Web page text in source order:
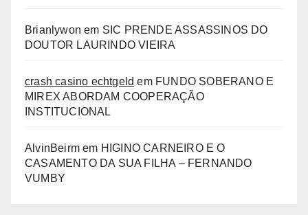
Brianlywon em SIC PRENDE ASSASSINOS DO
DOUTOR LAURINDO VIEIRA
crash casino echtgeld em FUNDO SOBERANO E
MIREX ABORDAM COOPERAÇÃO
INSTITUCIONAL
AlvinBeirm em HIGINO CARNEIRO E O
CASAMENTO DA SUA FILHA – FERNANDO
VUMBY